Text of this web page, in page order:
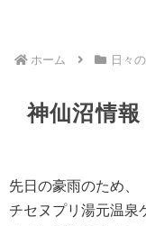
ホーム 日々
神仙沼情報
先日の豪雨のため、
チセヌプリ湯元温泉